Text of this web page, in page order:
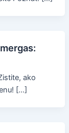
ako
[…]